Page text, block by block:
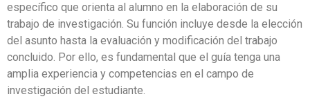
específico que orienta al alumno en la elaboración de su
trabajo de investigación. Su función incluye desde la elección
del asunto hasta la evaluación y modificación del trabajo
concluido. Por ello, es fundamental que el guía tenga una
amplia experiencia y competencias en el campo de
investigación del estudiante.